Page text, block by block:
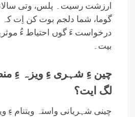
ارزشت رسیت۔ پلس، وتی
گوما، شما دلجم بوت کن اِت کہ
درخواست ءَ گوں احتیاط ءُ
بیت۔
چین ءِ شہری ءِ ویزہ ءِ
لگ ایت؟
چینی شہریانی واستہ ویتنام ءِ